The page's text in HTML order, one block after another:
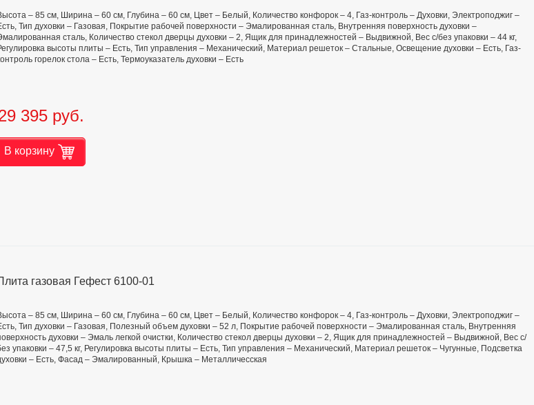
– 85 см, Ширина – 60 см, Глубина – 60 см, Цвет – Белый, Количество конфорок – 4, Газ-контроль – Духовки, Электроподжиг –
Тип духовки – Газовая, Покрытие рабочей поверхности – Эмалированная сталь, Внутренняя поверхность духовки –
сталь, Количество стекол дверцы духовки – 2, Ящик для принадлежностей – Выдвижной, Вес с/без упаковки – 44 кг,
высоты плиты – Есть, Тип управления – Механический, Материал решеток – Стальные, Освещение духовки – Есть, Газ-
горелок стола – Есть, Термоуказатель духовки – Есть
395 руб.
В корзину
газовая Гефест 6100-01
– 85 см, Ширина – 60 см, Глубина – 60 см, Цвет – Белый, Количество конфорок – 4, Газ-контроль – Духовки, Электроподжиг –
Тип духовки – Газовая, Полезный объем духовки – 52 л, Покрытие рабочей поверхности – Эмалированная сталь, Внутренняя
духовки – Эмаль легкой очистки, Количество стекол дверцы духовки – 2, Ящик для принадлежностей – Выдвижной, Вес с/
упаковки – 47,5 кг, Регулировка высоты плиты – Есть, Тип управления – Механический, Материал решеток – Чугунные, Подсветка
– Есть, Фасад – Эмалированный, Крышка – Металличесская